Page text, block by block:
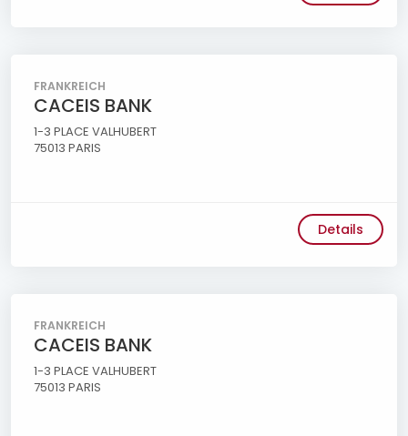
FRANKREICH
CACEIS BANK
1-3 PLACE VALHUBERT
75013 PARIS
Details
FRANKREICH
CACEIS BANK
1-3 PLACE VALHUBERT
75013 PARIS